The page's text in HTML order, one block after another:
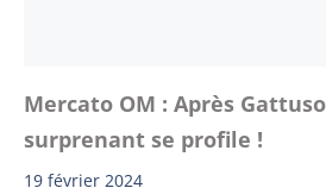
Mercato OM : Après
surprenant se profile !
19 février 2024